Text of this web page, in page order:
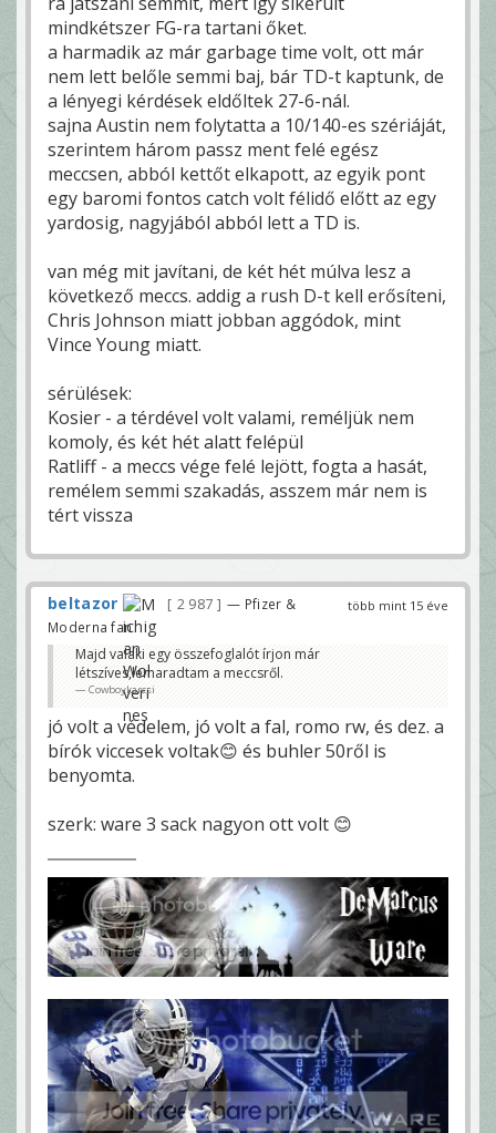
mindkétszer FG-ra tartani őket.
a harmadik az már garbage time volt, ott már
nem lett belőle semmi baj, bár TD-t kaptunk, de
a lényegi kérdések eldőltek 27-6-nál.
sajna Austin nem folytatta a 10/140-es szériáját,
szerintem három passz ment felé egész
meccsen, abból kettőt elkapott, az egyik pont
egy baromi fontos catch volt félidő előtt az egy
yardosig, nagyjából abból lett a TD is.
van még mit javítani, de két hét múlva lesz a
következő meccs. addig a rush D-t kell erősíteni,
Chris Johnson miatt jobban aggódok, mint
Vince Young miatt.
sérülések:
Kosier - a térdével volt valami, reméljük nem
komoly, és két hét alatt felépül
Ratliff - a meccs vége felé lejött, fogta a hasát,
remélem semmi szakadás, asszem már nem is
tért vissza
több mint 15 éve
beltazor 2 987
— Pfizer &
Moderna fan
Majd valaki egy összefoglalót írjon már
létszíves,lemaradtam a meccsről.
Cowboykarcsi
jó volt a védelem, jó volt a fal, romo rw, és dez. a
bírók viccesek voltak😊 és buhler 50ről is
benyomta.
szerk: ware 3 sack nagyon ott volt 😊